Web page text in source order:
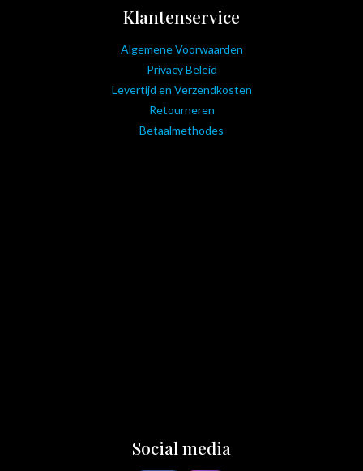
Klantenservice
Algemene Voorwaarden
Privacy Beleid
Levertijd en Verzendkosten
Retourneren
Betaalmethodes
Social media